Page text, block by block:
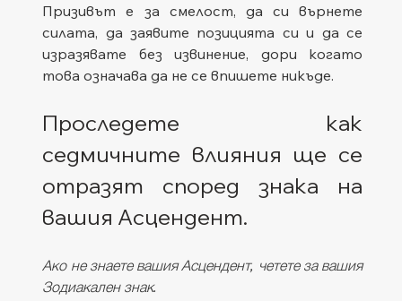
Призивът е за смелост, да си върнете
силата, да заявите позицията си и да се
изразявате без извинение, дори когато
това означава да не се впишете никъде.
Проследете как
седмичните влияния ще се
отразят според знака на
вашия Асцендент.
Ако не знаете вашия Асцендент, четете за вашия
Зодиакален знак.